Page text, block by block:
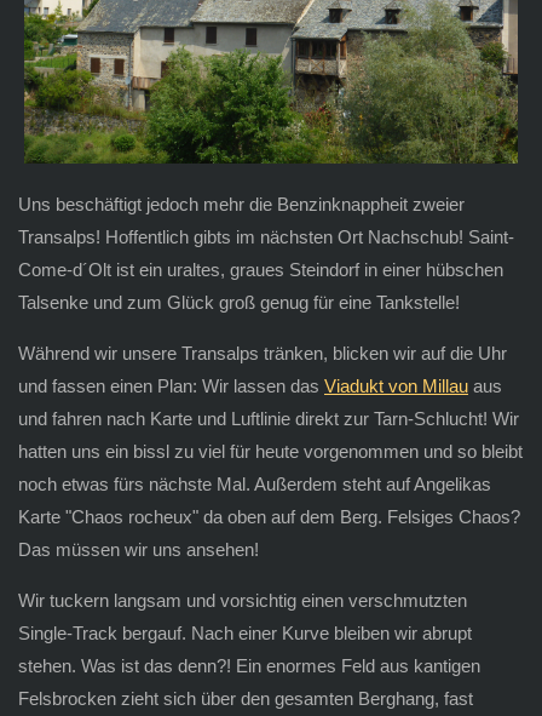
Uns beschäftigt jedoch mehr die Benzinknappheit zweier
Transalps! Hoffentlich gibts im nächsten Ort Nachschub! Saint-
Come-d´Olt ist ein uraltes, graues Steindorf in einer hübschen
Talsenke und zum Glück groß genug für eine Tankstelle!
Während wir unsere Transalps tränken, blicken wir auf die Uhr
und fassen einen Plan: Wir lassen das Viadukt von Millauaus
und fahren nach Karte und Luftlinie direkt zur Tarn-Schlucht! Wir
hatten uns ein bissl zu viel für heute vorgenommen und so bleibt
noch etwas fürs nächste Mal. Außerdem steht auf Angelikas
Karte "Chaos rocheux" da oben auf dem Berg. Felsiges Chaos?
Das müssen wir uns ansehen!
Wir tuckern langsam und vorsichtig einen verschmutzten
Single-Track bergauf. Nach einer Kurve bleiben wir abrupt
stehen. Was ist das denn?! Ein enormes Feld aus kantigen
Felsbrocken zieht sich über den gesamten Berghang, fast